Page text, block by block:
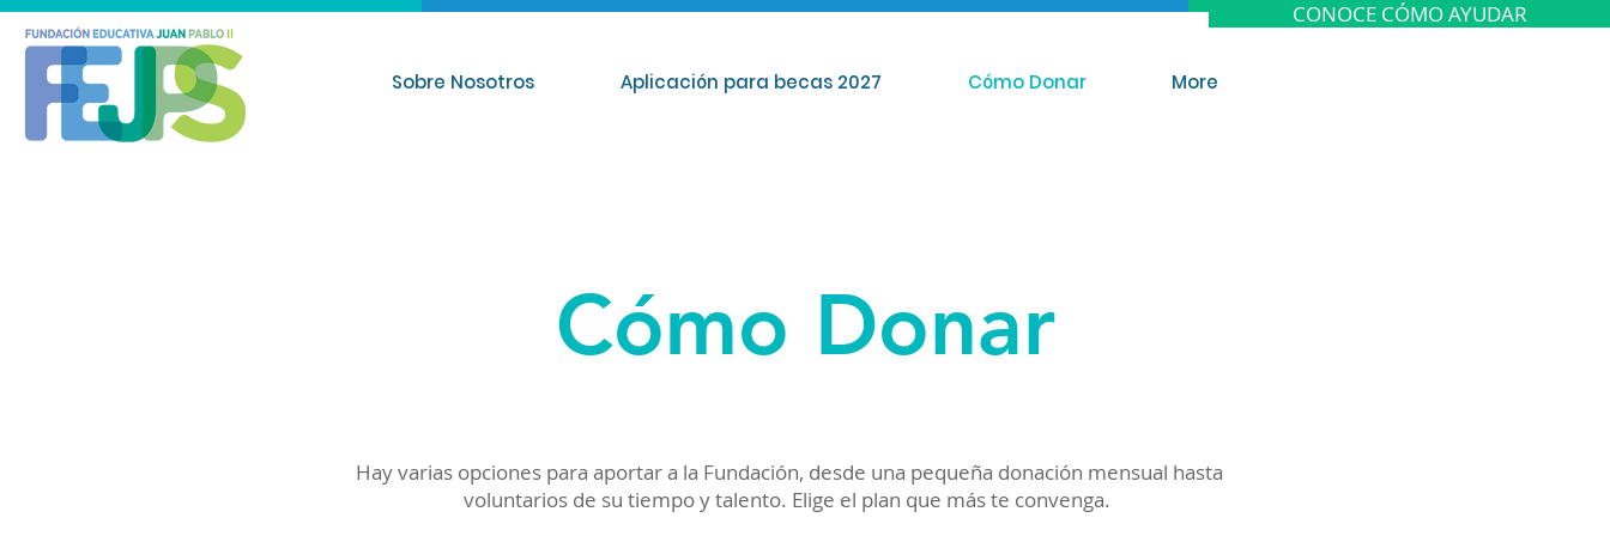
CONOCE CÓMO AYUDAR
Sobre Nosotros Aplicación para becas 2027 Cómo Donar More
Cómo Donar
Hay varias opciones para aportar a la Fundación, desde una pequeña donación mensual hasta
voluntarios de su tiempo y talento. Elige el plan que más te convenga.